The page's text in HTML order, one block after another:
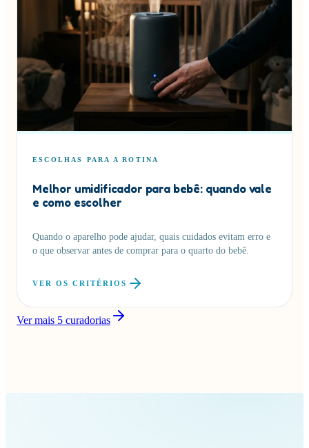
ESCOLHAS PARA A ROTINA
Melhor umidificador para bebê: quando vale
e como escolher
Quando o aparelho pode ajudar, quais cuidados evitam erro e
o que observar antes de comprar para o quarto do bebê.
VER OS CRITÉRIOS
Ver mais 5 curadorias